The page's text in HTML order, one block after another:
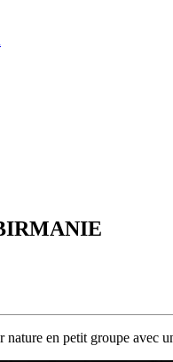
en petit groupe avec